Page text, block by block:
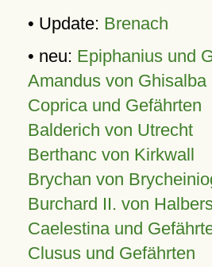
• Update: Brenach
• neu: Epiphanius und
Amandus von Ghisalba
Coprica und Gefährten
Balderich von Utrecht
Berthanc von Kirkwall
Brychan von
Burchard II. von
Caelestina und
Clusus und Gefährten